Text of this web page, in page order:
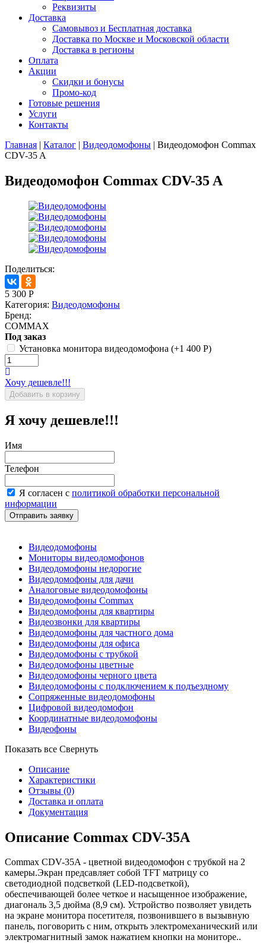
Реквизиты
Доставка
Самовывоз и Бесплатная доставка
Доставка по Москве и Московской области
Доставка в регионы
Оплата
Акции
Скидки и бонусы
Промо-код
Готовые решения
Услуги
Контакты
Главная | Каталог | Видеодомофоны | Видеодомофон Commax
CDV-35 A
Видеодомофон Commax CDV-35 A
Поделиться:
5 300 Р
Категория: Видеодомофоны
Бренд:
COMMAX
Под заказ
Установка монитора видеодомофона (+1 400 Р)
Хочу дешевле!!!
Я хочу дешевле!!!
Имя
Телефон
Я согласен с политикой обработки персональной
информации
Видеодомофоны
Мониторы видеодомофонов
Видеодомофоны недорогие
Видеодомофоны для дачи
Аналоговые видеодомофоны
Видеодомофоны Commax
Видеодомофоны для квартиры
Видеозвонки для квартиры
Видеодомофоны для частного дома
Видеодомофоны для офиса
Видеодомофоны с трубкой
Видеодомофоны цветные
Видеодомофоны черного цвета
Видеодомофоны с подключением к подъездному
Сопряженные видеодомофоны
Цифровой видеодомофон
Координатные видеодомофоны
Видеофоны
Показать все Свернуть
Описание
Характеристики
Отзывы (0)
Доставка и оплата
Документация
Описание Commax CDV-35A
Commax CDV-35A - цветной видеодомофон с трубкой на 2
камеры.Экран предсавляет собой TFT матрицу со
светодиодной подсветкой (LED-подсветкой),
обеспечивающей более четкое и насыщенное изображение,
диагональ 3,5 дюйма (8,9 см). Устройство позволяет увидеть
на экране монитора посетителя, позвонившего в вызывную
панель, поговорить с ним, открыть электромеханический или
электромагнитный замок нажатием кнопки на мониторе..